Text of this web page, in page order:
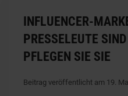
INFLUENCER-
PRESSELEUTE
PFLEGEN SIE SIE
Beitrag veröffentlicht am 19.